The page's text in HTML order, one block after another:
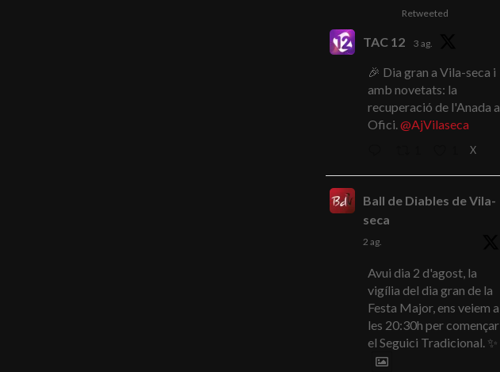
Retweeted
TAC 12 3 ag.
🎉 Dia gran a Vila-seca i
amb novetats: la
recuperació de l'Anada a
Ofici.@AjVilaseca
X
Ball de Diables de Vila-
seca
2 ag.
Avui dia 2 d'agost, la
vigília del dia gran de la
Festa Major, ens veiem a
les 20:30h per començar
el Seguici Tradicional. ✨